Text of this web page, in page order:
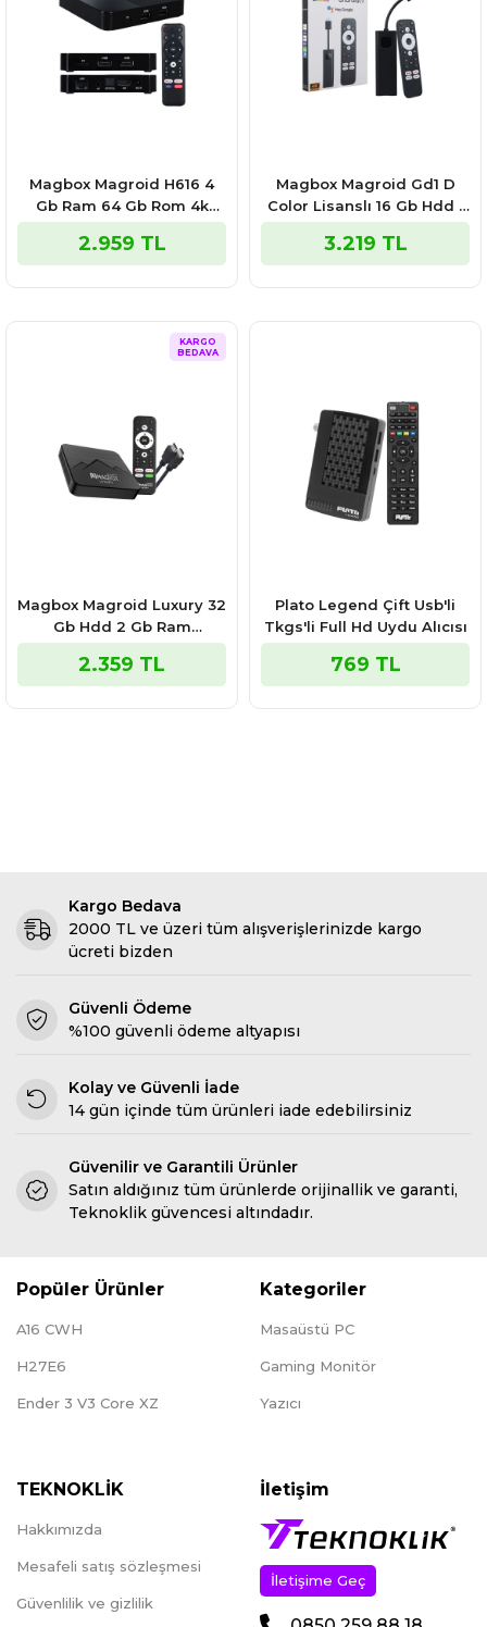
Magbox Magroid H616 4
Gb Ram 64 Gb Rom 4k
Ultra Hd Android Box
(android 12)
2.959 TL
Magbox Magroid Gd1 D
Color Lisanslı 16 Gb Hdd /
2 Gb Ram 4k Android Tv
Stick
3.219 TL
Magbox Magroid Luxury 32
Gb Hdd 2 Gb Ram
Bluetooth 5g Android Tv
Box
2.359 TL
KARGO
BEDAVA
Plato Legend Çift Usb'li
Tkgs'li Full Hd Uydu Alıcısı
769 TL
Kargo Bedava
2000 TL ve üzeri tüm alışverişlerinizde kargo
ücreti bizden
Güvenli Ödeme
%100 güvenli ödeme altyapısı
Kolay ve Güvenli İade
14 gün içinde tüm ürünleri iade edebilirsiniz
Güvenilir ve Garantili Ürünler
Satın aldığınız tüm ürünlerde orijinallik ve garanti,
Teknoklik güvencesi altındadır.
Popüler Ürünler
A16 CWH
H27E6
Ender 3 V3 Core XZ
Kategoriler
Masaüstü PC
Gaming Monitör
Yazıcı
TEKNOKLİK
Hakkımızda
Mesafeli satış sözleşmesi
Güvenlilik ve gizlilik
İletişim
İletişime Geç